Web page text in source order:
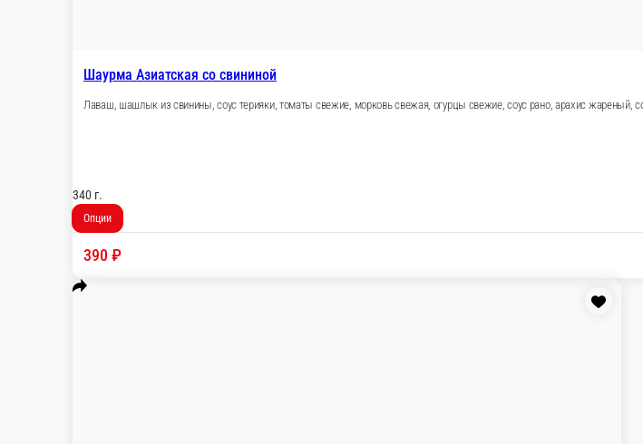
Лаваш, шашлык из свинины, соус терияки, томаты свежие, морковь свежая,